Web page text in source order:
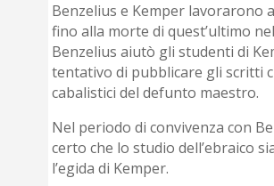
Benzelius e Kemper lavorarono
fino alla morte di quest’ultimo
Benzelius aiutò gli studenti di
tentativo di pubblicare gli scritti
cabalistici del defunto maestro.
Nel periodo di convivenza con
certo che lo studio dell’ebraico
l’egida di Kemper.